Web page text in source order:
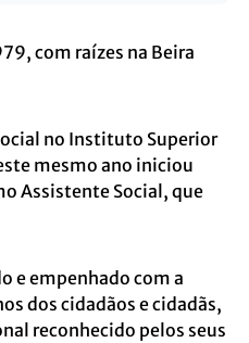
com raízes na Beira
no Instituto Superior
mesmo ano iniciou
Assistente Social, que
e empenhado com a
dos cidadãos e cidadãs,
reconhecido pelos seus